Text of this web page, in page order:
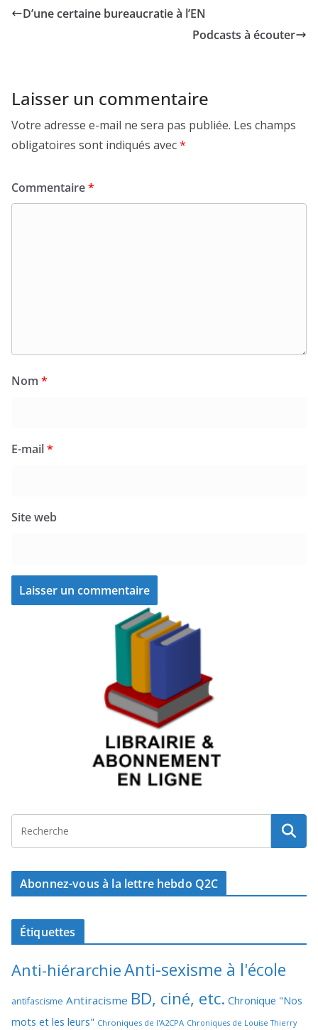
D’une certaine bureaucratie à l’EN
Podcasts à écouter
Laisser un commentaire
Votre adresse e-mail ne sera pas publiée. Les champs
obligatoires sont indiqués avec*
Commentaire*
Nom *
E-mail*
Site web
Abonnez-vous à la lettre hebdo Q2C
Étiquettes
Anti-hiérarchieAnti-sexisme à l'école
antifascisme Antiracisme BD, ciné, etc. Chronique "Nos
mots et les leurs" Chroniques de l'A2CPA Chroniques de Louise Thierry